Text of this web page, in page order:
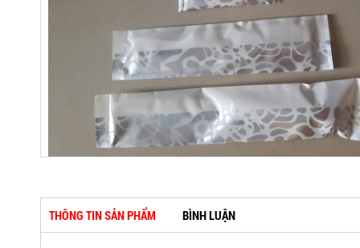
THÔNG TIN SẢN PHẨM BÌNH LUẬN